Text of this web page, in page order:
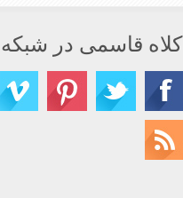
کلاه قاسمی در